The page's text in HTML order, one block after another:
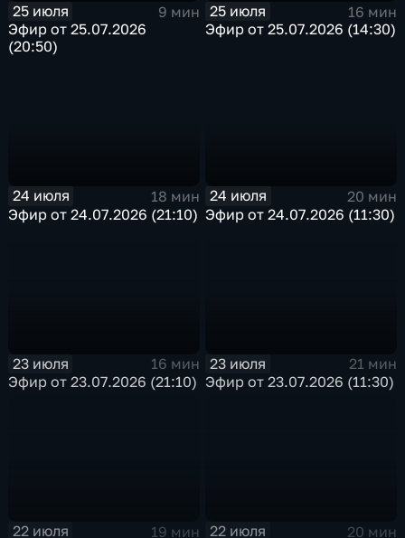
25 июля
9 мин
Эфир от 25.07.2026
(20:50)
25 июля
16 мин
Эфир от 25.07.2026 (14:30)
24 июля
18 мин
Эфир от 24.07.2026 (21:10)
24 июля
20 мин
Эфир от 24.07.2026 (11:30)
23 июля
16 мин
Эфир от 23.07.2026 (21:10)
23 июля
21 мин
Эфир от 23.07.2026 (11:30)
22 июля
19 мин
22 июля
20 мин